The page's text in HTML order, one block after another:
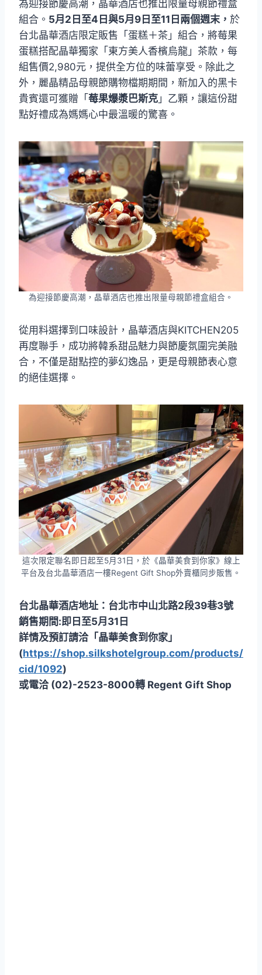
為迎接節慶高潮，晶華酒店也推出限量母親節禮盒
組合。 5月2日至4日與5月9日至11日兩個週末， 於
台北晶華酒店限定販售「蛋糕＋茶」組合，將莓果
蛋糕搭配晶華獨家「東方美人香檳烏龍」茶款，每
組售價2,980元，提供全方位的味蕾享受。除此之
外，麗晶精品母親節購物檔期期間，新加入的黑卡
貴賓還可獲贈「莓果爆漿巴斯克 」乙顆，讓這份甜
點好禮成為媽媽心中最溫暖的驚喜。
為迎接節慶高潮，晶華酒店也推出限量母親節禮盒組合。
從用料選擇到口味設計，晶華酒店與KITCHEN205
再度聯手，成功將韓系甜品魅力與節慶氛圍完美融
合，不僅是甜點控的夢幻逸品，更是母親節表心意
的絕佳選擇。
這次限定聯名即日起至5月31日，於《晶華美食到你家》線上
平台及台北晶華酒店一樓Regent Gift Shop外賣櫃同步販售。
台北晶華酒店地址：台北市中山北路2段39巷3號
銷售期間:即日至5月31日
詳情及預訂請洽「晶華美食到你家」
(https://shop.silkshotelgroup.com/products/
cid/1092)
或電洽 (02)-2523-8000轉 Regent Gift Shop